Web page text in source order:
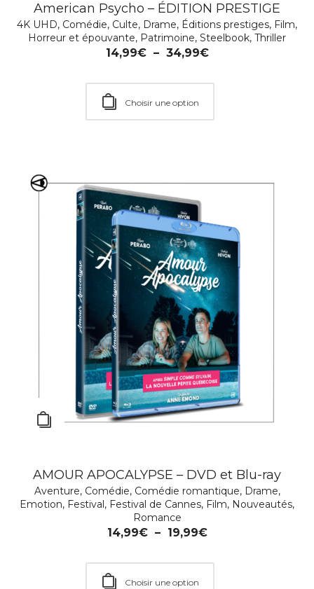
American Psycho – ÉDITION PRESTIGE
4K UHD, Comédie, Culte, Drame, Éditions prestiges, Film,
Horreur et épouvante, Patrimoine, Steelbook, Thriller
14,99€ – 34,99€
Choisir une option
AMOUR APOCALYPSE – DVD et Blu-ray
Aventure, Comédie, Comédie romantique, Drame,
Emotion, Festival, Festival de Cannes, Film, Nouveautés,
Romance
14,99€ – 19,99€
Choisir une option
Coffret FRANÇOIS TRUFFAUT – La Passion
cinéma
Comédie romantique,Culte,
Festival de Cannes
Patrimoine
Coffret Laetitia Masson / Sandrine Kiberlain –
DVD / BR
Comédie romantique,Culte,
Romance,SOLDES ÉTÉ 2026
24,99